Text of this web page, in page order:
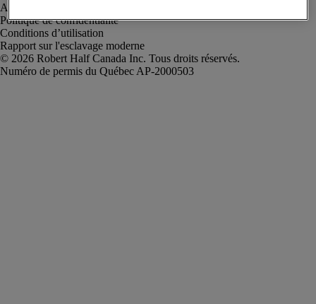
Alerte à la fraude
Politique de confidentialité
Conditions d’utilisation
Rapport sur l'esclavage moderne
Robert Half Canada Inc. Tous droits réservés.